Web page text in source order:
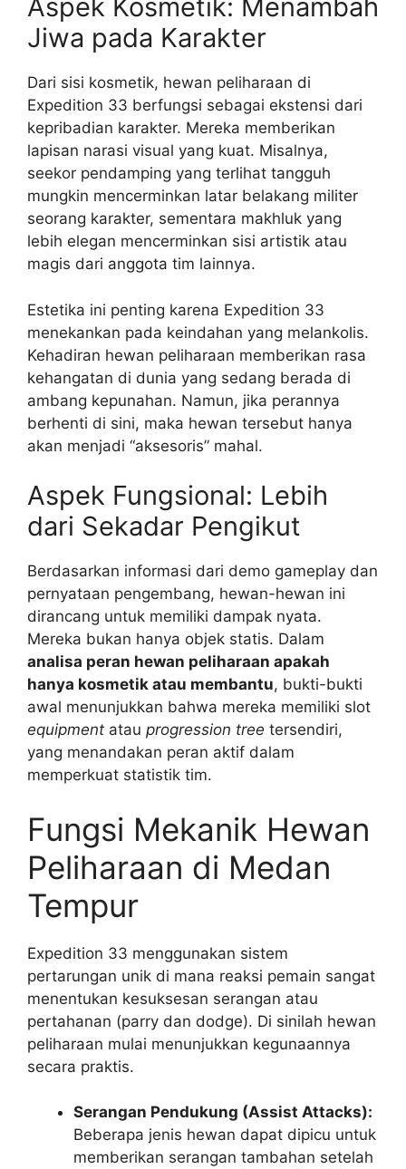
Aspek Kosmetik: Menambah
Jiwa pada Karakter
Dari sisi kosmetik, hewan peliharaan di
Expedition 33 berfungsi sebagai ekstensi dari
kepribadian karakter. Mereka memberikan
lapisan narasi visual yang kuat. Misalnya,
seekor pendamping yang terlihat tangguh
mungkin mencerminkan latar belakang militer
seorang karakter, sementara makhluk yang
lebih elegan mencerminkan sisi artistik atau
magis dari anggota tim lainnya.
Estetika ini penting karena Expedition 33
menekankan pada keindahan yang melankolis.
Kehadiran hewan peliharaan memberikan rasa
kehangatan di dunia yang sedang berada di
ambang kepunahan. Namun, jika perannya
berhenti di sini, maka hewan tersebut hanya
akan menjadi “aksesoris” mahal.
Aspek Fungsional: Lebih
dari Sekadar Pengikut
Berdasarkan informasi dari demo gameplay dan
pernyataan pengembang, hewan-hewan ini
dirancang untuk memiliki dampak nyata.
Mereka bukan hanya objek statis. Dalam
analisa peran hewan peliharaan apakah
hanya kosmetik atau membantu, bukti-bukti
awal menunjukkan bahwa mereka memiliki slot
equipment atau progression tree tersendiri,
yang menandakan peran aktif dalam
memperkuat statistik tim.
Fungsi Mekanik Hewan
Peliharaan di Medan
Tempur
Expedition 33 menggunakan sistem
pertarungan unik di mana reaksi pemain sangat
menentukan kesuksesan serangan atau
pertahanan (parry dan dodge). Di sinilah hewan
peliharaan mulai menunjukkan kegunaannya
secara praktis.
Serangan Pendukung (Assist Attacks):
Beberapa jenis hewan dapat dipicu untuk
memberikan serangan tambahan setelah